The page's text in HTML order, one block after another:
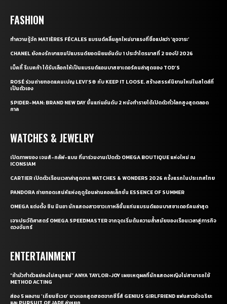
FASHION
ทำความรู้จัก MATIÈRES FÉCALES แบรนด์คลื่นลูกใหม่มาแรงที่ชื่อแปลว่า ‘อุจจาระ’
CHANEL ยังคงรักษาแชมป์แบรนด์ยอดนิยมอันดับ 1 ประจำไตรมาสที่ 2 ของปี 2026
เบ็คกี้ รีเบคก้า ได้รับเลือกให้เป็นแบรนด์แอมบาสซาเดอร์คนล่าสุดของ TOD’S
ROSÉ ร่วมถ่ายทอดแคมเปญ LEVI’S® กับ KEEP IT LOOSE. สร้างสรรค์นิยามใหม่ในสไตล์ที่
เป็นตัวเอง
SPIDER-MAN: BRAND NEW DAY ขึ้นแท่นอันดับ 2 หนังทำรายได้เปิดตัวทั่วโลกสูงสุดตลอด
กาล
WATCHES & JEWELRY
เปิดภาพของ เจมส์-กลัฟ-แบม ที่มาร่วมงานเปิดตัว OMEGA BOUTIQUE แห่งใหม่ ณ
ICONSIAM
CARTIER เปิดตัวเรือนเวลาล่าสุดจาก WATCHES & WONDERS 2026 ครั้งแรกในประเทศไทย
PANDORA ถ่ายทอดเสน่ห์แห่งฤดูร้อนผ่านคอลเล็กชั่น ESSENCE OF SUMMER
OMEGA แต่งตั้ง ชิน มินอา นักแสดงสาวชาวเกาหลีขึ้นแท่นแบรนด์แอมบาสซาเดอร์คนล่าสุด
เจาะประวัติศาสตร์ OMEGA SPEEDMASTER จากจุดเริ่มต้นความล้ำสมัยของเรือนเวลาสู่ภารกิจ
ดวงจันทร์
ENTERTAINMENT
“ถ้ามัวทำตัวแย่คงไม่สนุกแน่” ANYA TAYLOR-JOY เผยเหตุผลที่นักแสดงหญิงไม่สามารถใช้
METHOD ACTING
ส่อง 5 ผลงาน ‘เถียนซีเวย’ นางเอกสุดฮอตจากซีรี่ส์ GENIUS GIRLFRIEND แฟนสาวอัจฉริยะ